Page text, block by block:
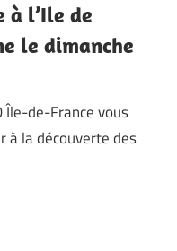
l’Ile de
le dimanche
Île-de-France vous
à la découverte des